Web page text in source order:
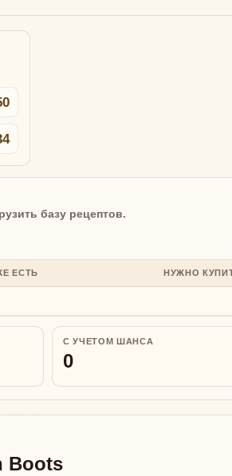
базу рецептов.
ЕСТЬ НУЖНО
С УЧЕТОМ ШАНСА
0
Boots